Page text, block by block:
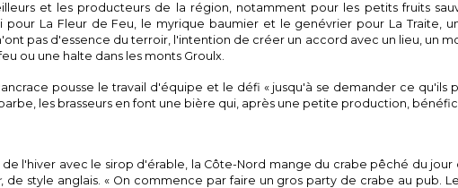
et les producteurs de la région, notamment pour les petits fruits
pour La Fleur de Feu, le myrique baumier et le genévrier pour La Traite,
pas d'essence du terroir, l'intention de créer un accord avec un lieu, un
ou une halte dans les monts Groulx.
pousse le travail d'équipe et le défi « jusqu'à se demander ce qu'ils
les brasseurs en font une bière qui, après une petite production,
l'hiver avec le sirop d'érable, la Côte-Nord mange du crabe pêché du jour
, de style anglais. « On commence par faire un gros party de crabe au pub.